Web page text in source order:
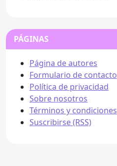
PÁGINAS
Página de autores
Formulario de contacto
Política de privacidad
Sobre nosotros
Términos y condiciones
Suscribirse (RSS)